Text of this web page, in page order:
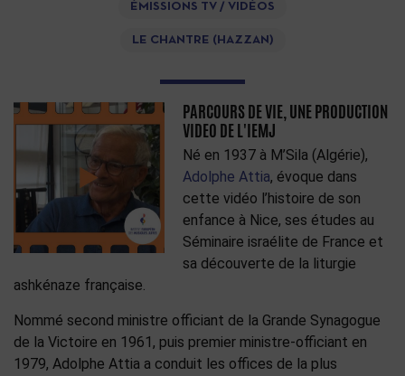
ÉMISSIONS TV / VIDÉOS
LE CHANTRE (HAZZAN)
PARCOURS DE VIE, UNE PRODUCTION
VIDEO DE L'IEMJ
Né en 1937 à M’Sila (Algérie),
Adolphe Attia, évoque dans
cette vidéo l’histoire de son
enfance à Nice, ses études au
Séminaire israélite de France et
sa découverte de la liturgie
ashkénaze française.
Nommé second ministre officiant de la Grande Synagogue
de la Victoire en 1961, puis premier ministre-officiant en
1979, Adolphe Attia a conduit les offices de la plus